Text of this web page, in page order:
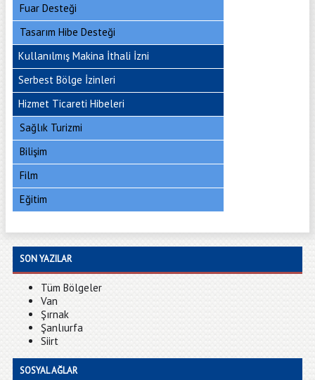
Fuar Desteği
Tasarım Hibe Desteği
Kullanılmış Makina İthali İzni
Serbest Bölge İzinleri
Hizmet Ticareti Hibeleri
Sağlık Turizmi
Bilişim
Film
Eğitim
SON YAZILAR
Tüm Bölgeler
Van
Şırnak
Şanlıurfa
Siirt
SOSYAL AĞLAR